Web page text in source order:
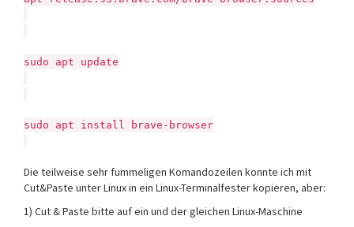
sudo apt update
sudo apt install brave-browser
Die teilweise sehr fummeligen Komandozeilen konnte ich mit
Cut&Paste unter Linux in ein Linux-Terminalfester kopieren, aber:
1) Cut & Paste bitte auf ein und der gleichen Linux-Maschine